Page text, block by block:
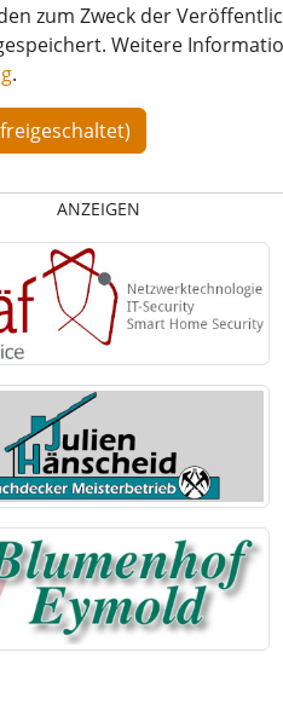
zum Zweck der
Weitere
.
ANZEIGEN